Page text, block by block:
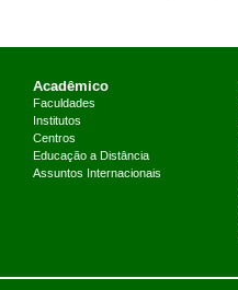
Acadêmico
Faculdades
Institutos
Centros
Educação a Distância
Assuntos Internacionais